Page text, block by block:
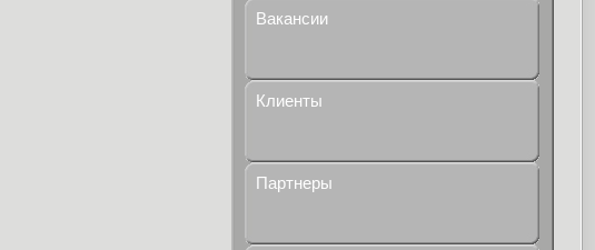
Вакансии
Клиенты
Партнеры